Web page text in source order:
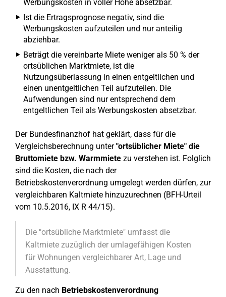
Werbungskosten in voller Höhe absetzbar.
Ist die Ertragsprognose negativ, sind die
Werbungskosten aufzuteilen und nur anteilig
abziehbar.
Beträgt die vereinbarte Miete weniger als 50 % der
ortsüblichen Marktmiete, ist die
Nutzungsüberlassung in einen entgeltlichen und
einen unentgeltlichen Teil aufzuteilen. Die
Aufwendungen sind nur entsprechend dem
entgeltlichen Teil als Werbungskosten absetzbar.
Der Bundesfinanzhof hat geklärt, dass für die
Vergleichsberechnung unter"ortsüblicher Miete" die
Bruttomiete bzw. Warmmiete zu verstehen ist. Folglich
sind die Kosten, die nach der
Betriebskostenverordnung umgelegt werden dürfen, zur
vergleichbaren Kaltmiete hinzuzurechnen (BFH-Urteil
vom 10.5.2016, IX R 44/15).
Die "ortsübliche Marktmiete" umfasst die
Kaltmiete zuzüglich der umlagefähigen Kosten
für Wohnungen vergleichbarer Art, Lage und
Ausstattung.
Zu den nach Betriebskostenverordnung